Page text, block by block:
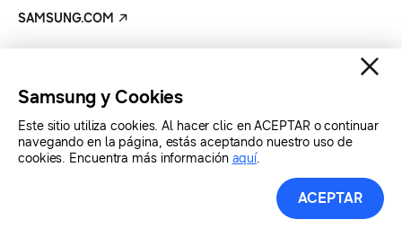
SAMSUNG.COM
Samsung y Cookies
Este sitio utiliza cookies. Al hacer clic en ACEPTAR o continuar
navegando en la página, estás aceptando nuestro uso de
cookies. Encuentra más información aquí.
ACEPTAR